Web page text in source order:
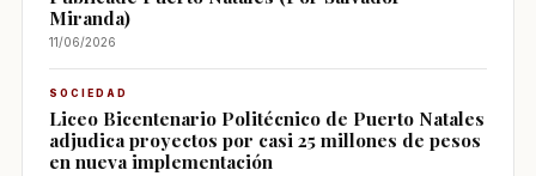
Miranda)
11/06/2026
SOCIEDAD
Liceo Bicentenario Politécnico de Puerto Natales
adjudica proyectos por casi 25 millones de pesos
en nueva implementación